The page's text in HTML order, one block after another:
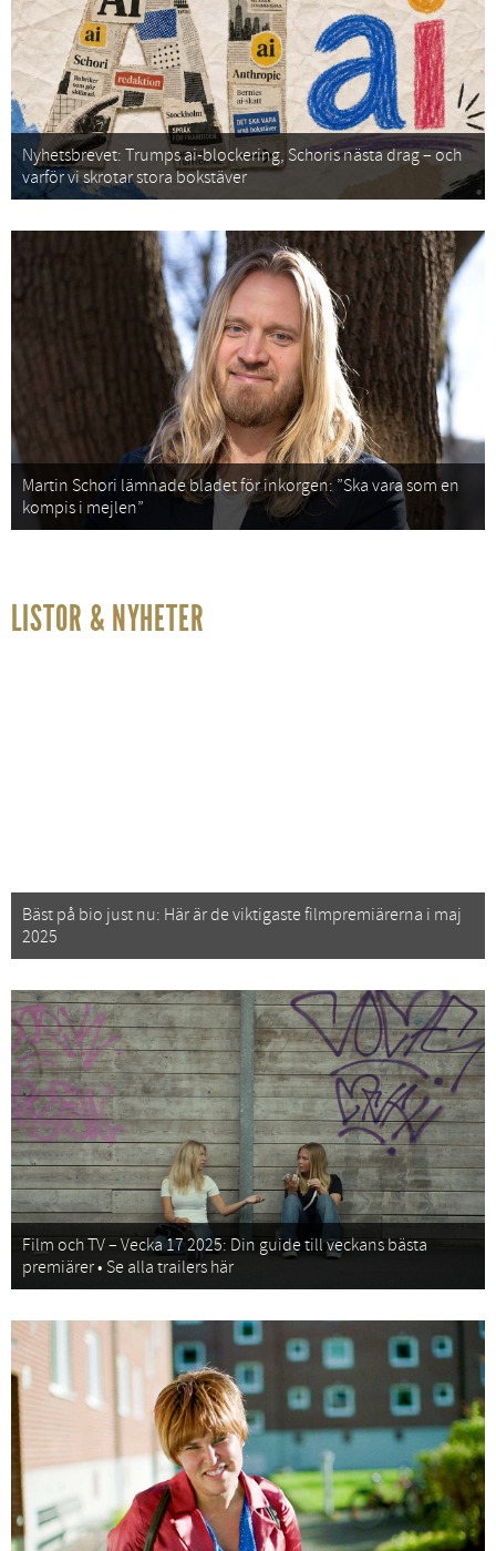
Nyhetsbrevet: Trumps ai-blockering, Schoris nästa drag – och
varför vi skrotar stora bokstäver
Martin Schori lämnade bladet för inkorgen: ”Ska vara som en
kompis i mejlen”
LISTOR & NYHETER
Bäst på bio just nu: Här är de viktigaste filmpremiärerna i maj
2025
Film och TV – Vecka 17 2025: Din guide till veckans bästa
premiärer • Se alla trailers här